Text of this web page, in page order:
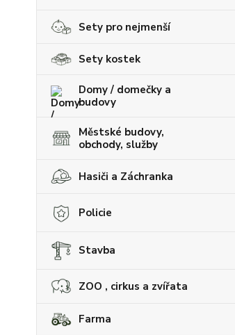
Sety pro nejmenší
Sety kostek
Domy / domečky a
budovy
Městské budovy,
obchody, služby
Hasiči a Záchranka
Policie
Stavba
ZOO , cirkus a zvířata
Farma